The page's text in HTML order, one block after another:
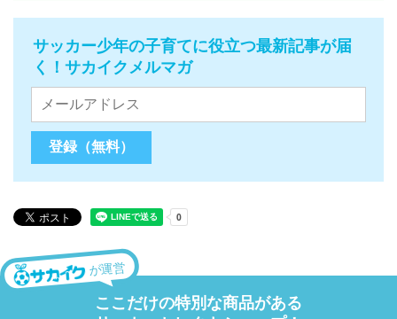
サッカー少年の子育てに役立つ最新記事が届
く！サカイクメルマガ
が運営
ここだけの特別な商品がある